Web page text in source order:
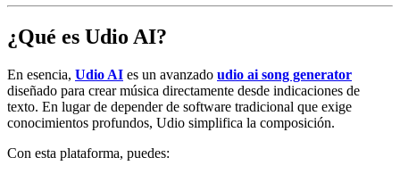
¿Qué es Udio AI?
En esencia, Udio AI es un avanzado udio ai song generator
diseñado para crear música directamente desde indicaciones de
texto. En lugar de depender de software tradicional que exige
conocimientos profundos, Udio simplifica la composición.
Con esta plataforma, puedes: